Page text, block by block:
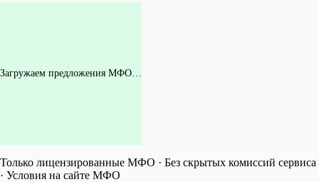
Загружаем предложения МФО…
Только лицензированные МФО · Без скрытых комиссий сервиса
· Условия на сайте МФО